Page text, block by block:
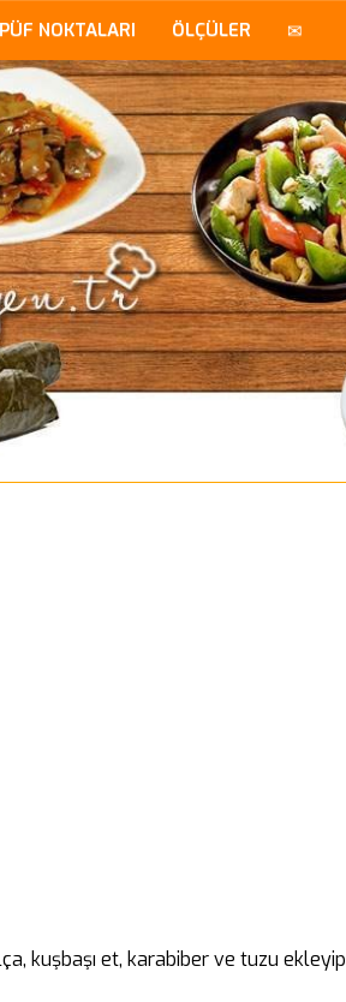
PÜF NOKTALARI ÖLÇÜLER
kuşbaşı et, karabiber ve tuzu ekleyip